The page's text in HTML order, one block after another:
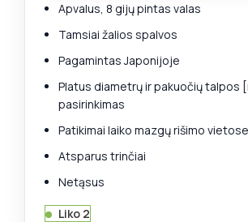
Apvalus, 8 gijų pintas valas
Tamsiai žalios spalvos
Pagamintas Japonijoje
Platus diametrų ir pakuočių talpos
pasirinkimas
Patikimai laiko mazgų rišimo vietose
Atsparus trinčiai
Netąsus
Liko 2